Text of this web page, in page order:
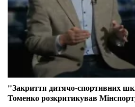
"Закриття дитячо-спортивних
Томенко розкритикував